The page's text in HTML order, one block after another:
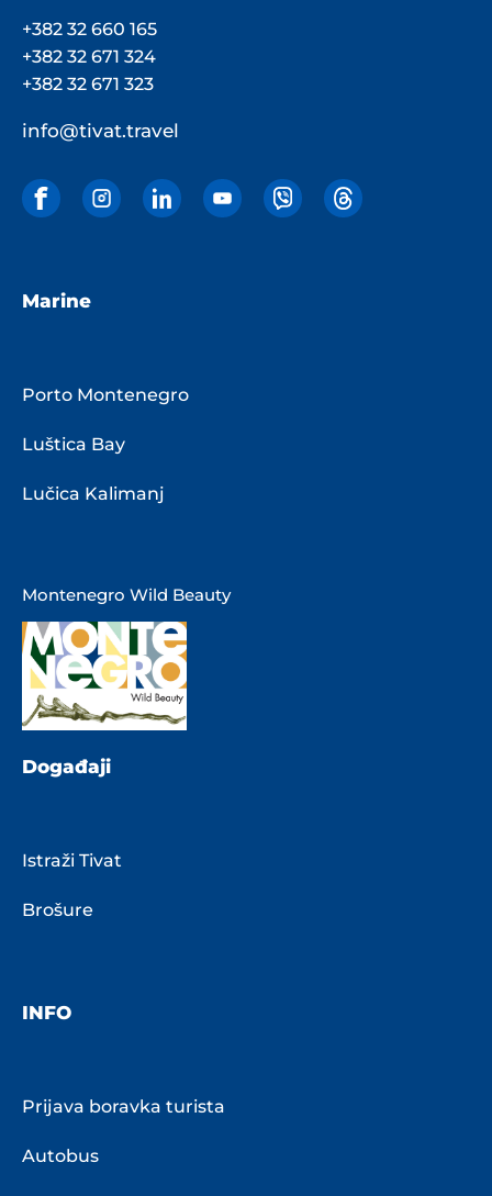
+382 32 660 165
+382 32 671 324
+382 32 671 323
info@tivat.travel
Marine
Porto Montenegro
Luštica Bay
Lučica Kalimanj
Montenegro Wild Beauty
Događaji
Istraži Tivat
Brošure
INFO
Prijava boravka turista
Autobus